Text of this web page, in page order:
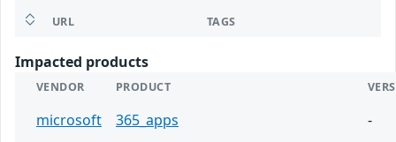
URL TAGS
Impacted products
VENDOR PRODUCT
microsoft 365_apps
-